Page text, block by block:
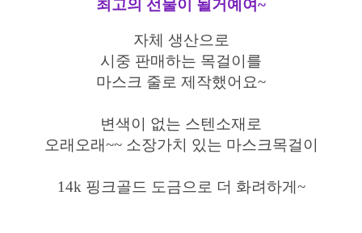
최고의 선물이 될거예여~
자체 생산으로
시중 판매하는 목걸이를
마스크 줄로 제작했어요~
변색이 없는 스텐소재로
오래오래~~ 소장가치 있는 마스크목걸이
14k 핑크골드 도금으로 더 화려하게~